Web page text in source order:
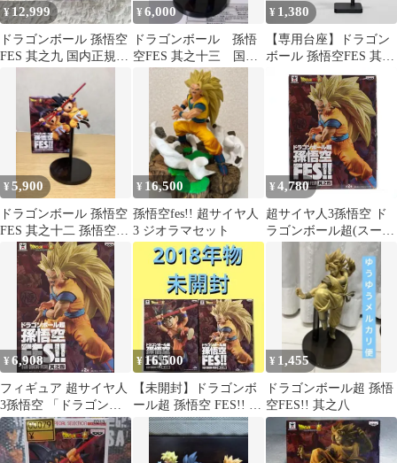
¥12,999
ドラゴンボール 孫悟空
FES 其之九 国内正規品
¥6,000
ドラゴンボール 孫悟
空FES 其之十三 国内
¥ 1,380
【専用台座】ドラゴン
ボール 孫悟空FES 其之
十二 其之九 コンパクト
¥5,900
ドラゴンボール 孫悟空
FES 其之十二 孫悟空
フィギュア
¥ 16,500
孫悟空fes!! 超サイヤ人
3 ジオラマセット
¥ 4,780
超サイヤ人3孫悟空 ド
ラゴンボール超(スーパ
ー) 孫悟空FES!! 其之四
DRAGON BALL フィギ
ュア プライズ(37945)
バンプレスト
¥6,908
フィギュア 超サイヤ人
3孫悟空 「ドラゴンボ
ール超」 孫悟空FES!!
其之四【14日以内発
送】
¥ 16,500
【未開封】ドラゴンボ
ール超 孫悟空 FES!! 其
之四 フィギュア 2種セ
ット
¥ 1,455
ドラゴンボール超 孫悟
空FES!! 其之八